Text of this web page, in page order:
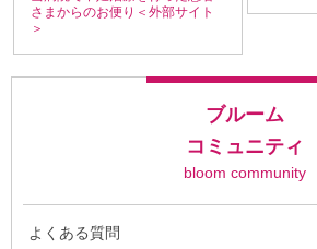
さまからのお便り＜外部サイト
＞
ブルーム
コミュニティ
bloom community
よくある質問